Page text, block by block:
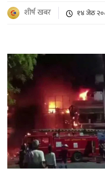
शीर्ष खबर १४ जेठ